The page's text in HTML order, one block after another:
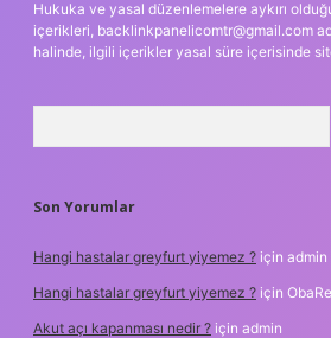
Hukuka ve yasal düzenlemelere aykırı
içerikleri, backlinkpanelicomtr@gmail.com
halinde, ilgili içerikler yasal süre içerisinde
Son Yorumlar
Hangi hastalar greyfurt yiyemez ? için admin
Hangi hastalar greyfurt yiyemez ? için
Akut açı kapanması nedir ? için admin